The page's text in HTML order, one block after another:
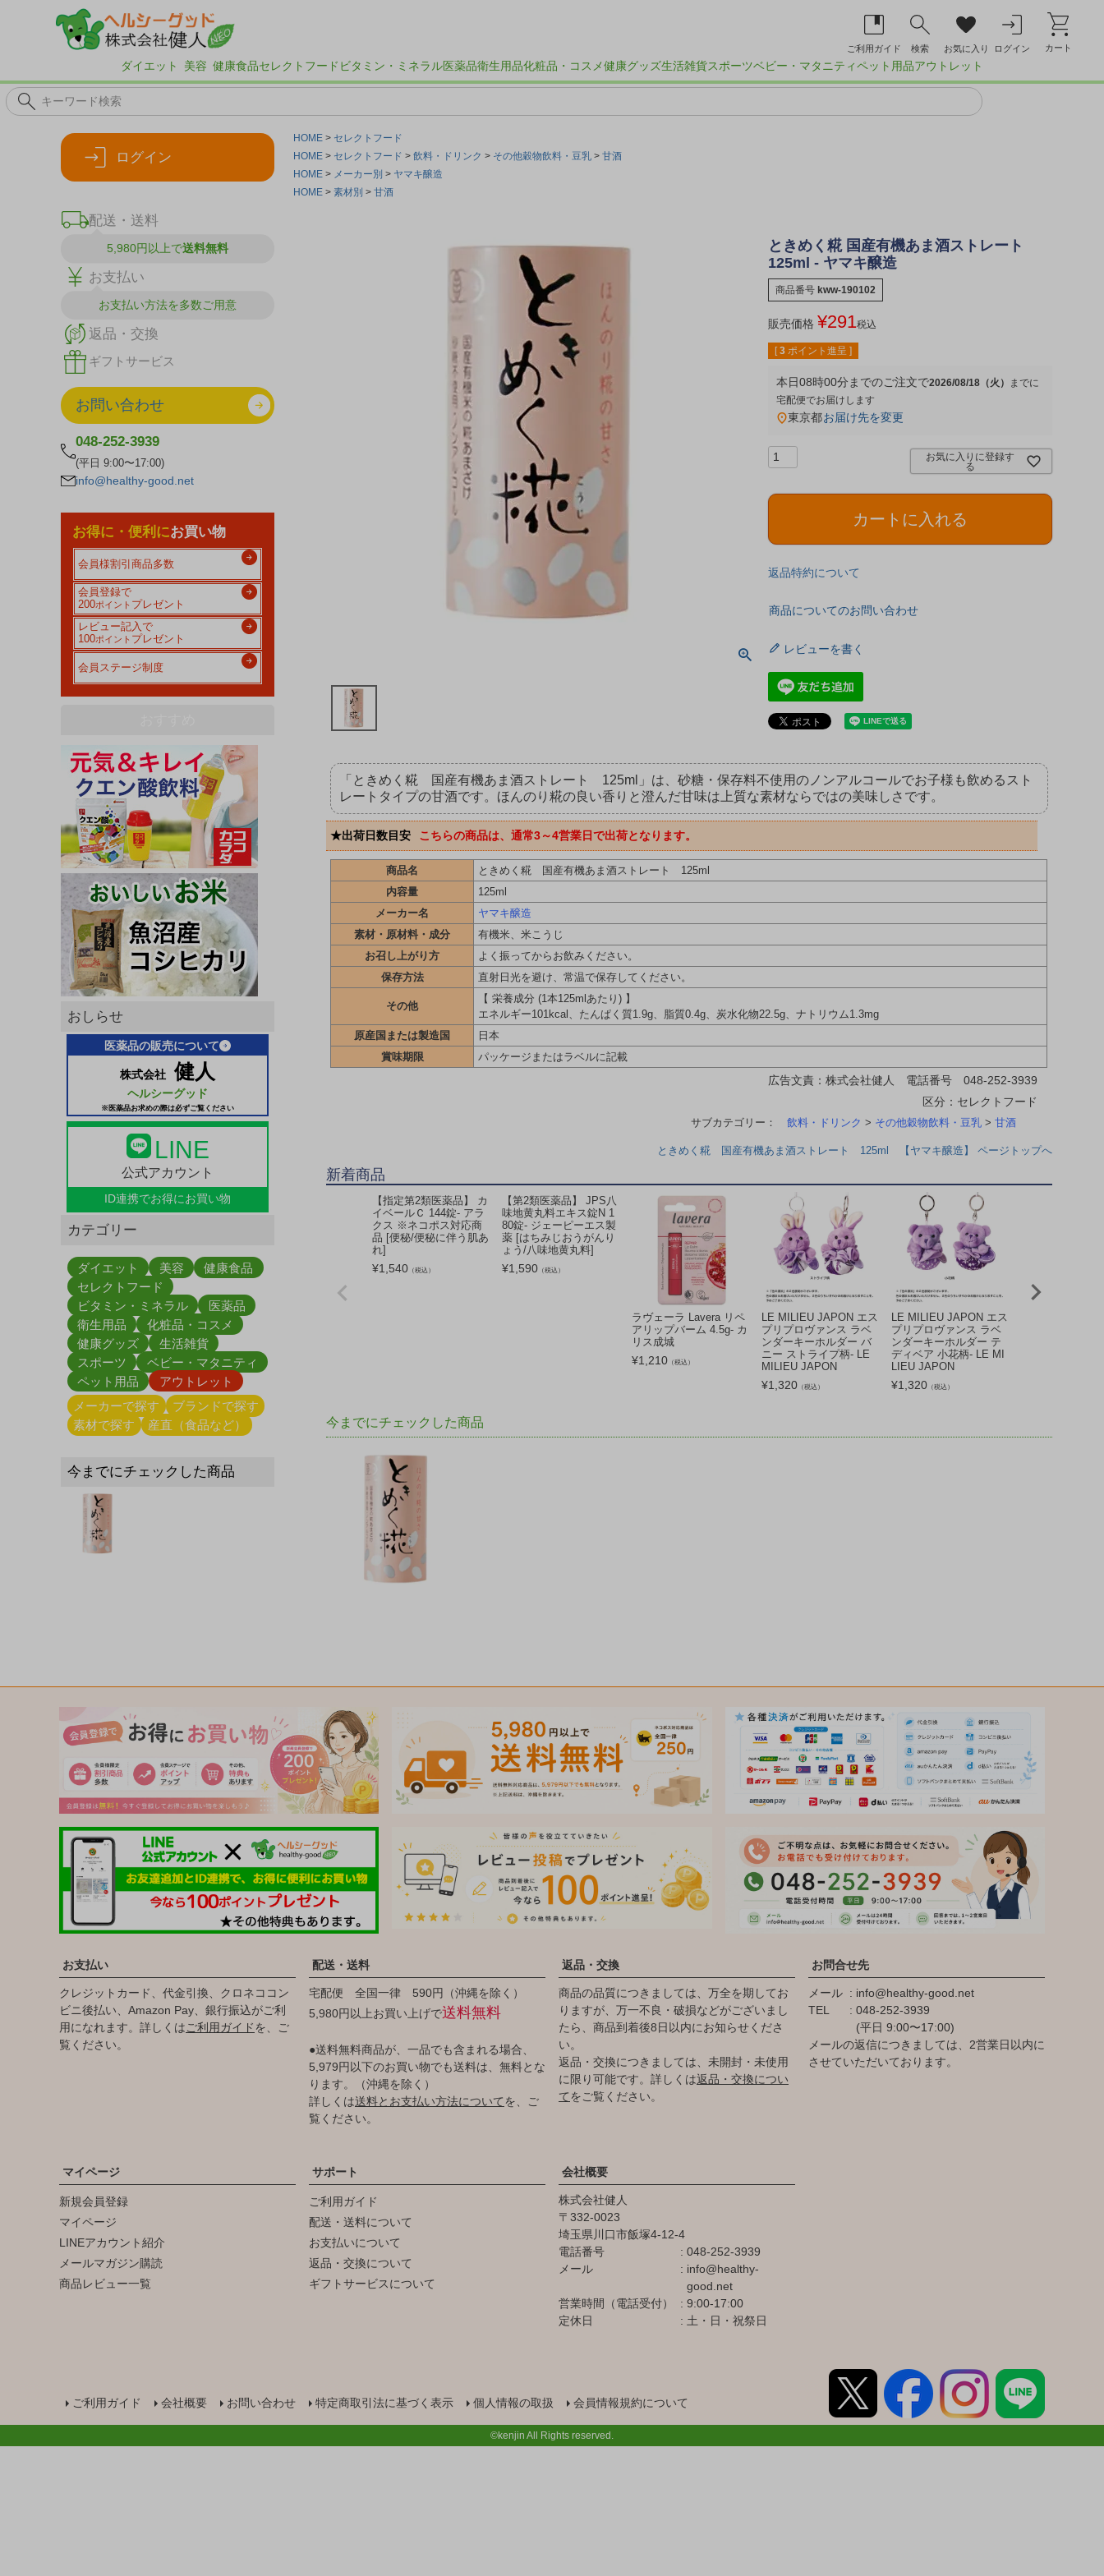
ご利用ガイド 検索 お気に入り ログイン カート
ダイエット 美容 健康食品セレクトフード ビタミン・ミネラル医薬品衛生用品化粧品・コスメ健康グッズ生活雑貨スポーツベビー・マタニティペット用品アウトレット
ログイン
配送・送料
5,980円以上で送料無料
お支払い
お支払い方法を多数ご用意
返品・交換
ギフトサービス
お問い合わせ
048-252-3939
(平日 9:00〜17:00)
info@healthy-good.net
お得に・便利にお買い物
会員様割引商品多数
会員登録で
200ポイント プレゼント
レビュー記入で
100ポイント プレゼント
会員ステージ制度
おしらせ
医薬品の販売について
株式会社 健人
ヘルシーグッド
※医薬品お求めの際は必ずご覧ください
LINE
公式アカウント
ID連携でお得にお買い物
カテゴリー
ダイエット 美容
健康食品
セレクトフード
ビタミン・ミネラル
医薬品
衛生用品
化粧品・コスメ
健康グッズ
生活雑貨
スポーツ
ベビー・マタニティ
ペット用品
アウトレット
メーカーで探す
ブランドで探す
素材で探す
産直（食品など）
今までにチェックした商品
HOME
セレクトフード
HOME
セレクトフード 飲料・ドリンク その他穀物飲料・豆乳
甘酒
HOME
メーカー別
ヤマキ醸造
HOME
素材別 甘酒
ときめく糀 国産有機あま酒ストレート
125ml - ヤマキ醸造
商品番号 kww-190102
販売価格 ¥291税込
[ 3 ポイント進呈 ]
本日08時00分までのご注文で2026/08/18（火）
宅配便
東京都お届け先を変更
お気に入りに登録す
る
カートに入れる
返品特約について
商品についてのお問い合わせ
レビューを書く
「ときめく糀 国産有機あま酒ストレート 125ml」は、砂糖・保存料不使用のノンアルコールでお子様も飲めるスト
レートタイプの甘酒です。ほんのり糀の良い香りと澄んだ甘味は上質な素材ならではの美味しさです。
★出荷日数目安 こちらの商品は、通常3～4営業日で出荷となります。
商品名
ときめく糀 国産有機あま酒ストレート 125ml
内容量
125ml
メーカー名
ヤマキ醸造
素材・原材料・成分
有機米、米こうじ
お召し上がり方
よく振ってからお飲みください。
保存方法
直射日光を避け、常温で保存してください。
その他
【 栄養成分 (1本125mlあたり) 】
エネルギー101kcal、たんぱく質1.9g、脂質0.4g、炭水化物22.5g、ナトリウム1.3mg
原産国または製造国
日本
賞味期限
パッケージまたはラベルに記載
広告文責：株式会社健人 電話番号 048-252-3939
区分：セレクトフード
サブカテゴリー： 飲料・ドリンク > その他穀物飲料・豆乳> 甘酒
ときめく糀 国産有機あま酒ストレート 125ml 【ヤマキ醸造】 ページトップへ
新着商品
【指定第2類医薬品】 カ
イベールＣ 144錠- アラ
クス ※ネコポス対応商
品 [便秘/便秘に伴う肌あ
れ]
¥1,540 （税込）
【第2類医薬品】 JPS八
味地黄丸料エキス錠N 1
80錠- ジェーピーエス製
薬 [はちみじおうがんり
ょう/八味地黄丸料]
¥1,590 （税込）
ラヴェーラ Lavera リペ
アリップバーム 4.5g- カ
リス成城
¥1,210 （税込）
LE MILIEU JAPON エス
プリプロヴァンス ラベ
ンダーキーホルダー バ
ニー ストライプ柄- LE
MILIEU JAPON
¥1,320 （税込）
LE MILIEU JAPON エス
プリプロヴァンス ラベ
ンダーキーホルダー テ
ディベア 小花柄- LE MI
LIEU JAPON
¥1,320 （税込）
今までにチェックした商品
お支払い
クレジットカード、代金引換、クロネココン
ビニ後払い、Amazon Pay、銀行振込がご利
用になれます。詳しくはご利用ガイドを、ご
覧ください。
配送・送料
宅配便 全国一律 590円（沖縄を除く）
5,980円以上お買い上げで送料無料
●送料無料商品が、一品でも含まれる場合、
5,979円以下のお買い物でも送料は、無料とな
ります。（沖縄を除く）
詳しくは送料とお支払い方法についてを、ご
覧ください。
返品・交換
商品の品質につきましては、万全を期してお
りますが、万一不良・破損などがございまし
たら、商品到着後8日以内にお知らせくださ
い。
返品・交換につきましては、未開封・未使用
に限り可能です。詳しくは返品・交換につい
てをご覧ください。
お問合せ先
メール
info@healthy-good.net
TEL
048-252-3939
(平日 9:00〜17:00)
メールの返信につきましては、2営業日以内に
させていただいております。
マイページ
新規会員登録
マイページ
LINEアカウント紹介
メールマガジン購読
商品レビュー一覧
サポート
ご利用ガイド
配送・送料について
お支払いについて
返品・交換について
ギフトサービスについて
会社概要
株式会社健人
332-0023
埼玉県川口市飯塚4-12-4
電話番号
048-252-3939
メール
info@healthy-
good.net
営業時間（電話受付）
9:00-17:00
定休日
土・日・祝祭日
ご利用ガイド 会社概要 お問い合わせ 特定商取引法に基づく表示 個人情報の取扱 会員情報規約について
©kenjin All Rights reserved.